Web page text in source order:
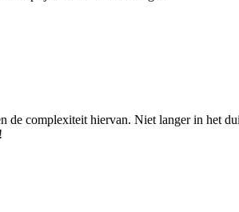
complexiteit hiervan. Niet langer in het